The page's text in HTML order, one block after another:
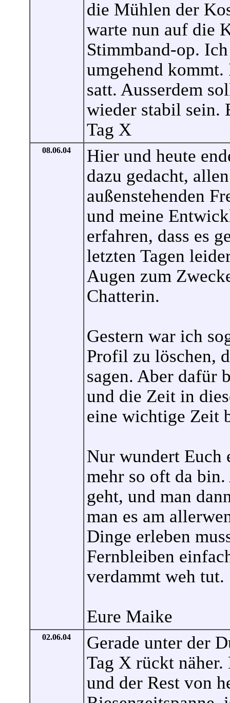
die Mühlen der
warte nun auf die
Stimmband-op.
umgehend
satt. Ausserdem
wieder stabil sein.
Tag X
08.06.04
Hier und heute
dazu gedacht,
außenstehenden
und meine
erfahren, dass es
letzten Tagen
Augen zum
Chatterin.
Gestern war ich
Profil zu löschen,
sagen. Aber dafür
und die Zeit in
eine wichtige Zeit
Nur wundert Euch
mehr so oft da
geht, und man
man es am
Dinge erleben
Fernbleiben
verdammt weh tut.
Eure Maike
02.06.04
Gerade unter der
Tag X rückt näher.
und der Rest von